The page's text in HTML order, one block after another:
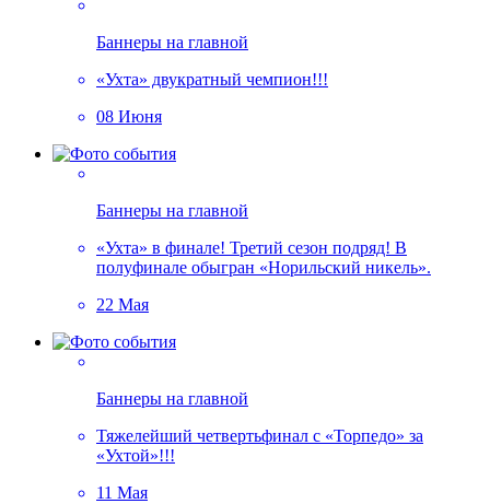
Баннеры на главной
«Ухта» двукратный чемпион!!!
08 Июня
Баннеры на главной
«Ухта» в финале! Третий сезон подряд! В
полуфинале обыгран «Норильский никель».
22 Мая
Баннеры на главной
Тяжелейший четвертьфинал с «Торпедо» за
«Ухтой»!!!
11 Мая